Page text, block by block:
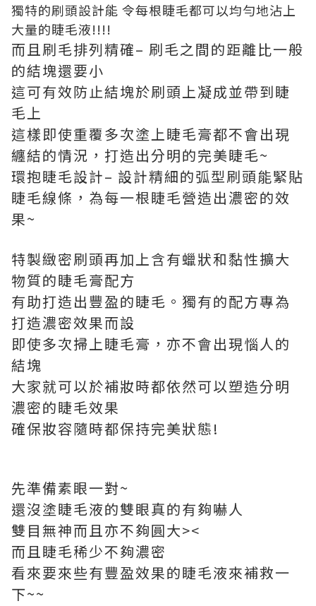
獨特的刷頭設計能 令每根睫毛都可以均勻地沾上
大量的睫毛液!!!!
而且刷毛排列精確– 刷毛之間的距離比一般
的結塊還要小
這可有效防止結塊於刷頭上凝成並帶到睫
毛上
這樣即使重覆多次塗上睫毛膏都不會出現
纏結的情況，打造出分明的完美睫毛~
環抱睫毛設計– 設計精細的弧型刷頭能緊貼
睫毛線條，為每一根睫毛營造出濃密的效
果~
特製緻密刷頭再加上含有蠟狀和黏性擴大
物質的睫毛膏配方
有助打造出豐盈的睫毛。獨有的配方專為
打造濃密效果而設
即使多次掃上睫毛膏，亦不會出現惱人的
結塊
大家就可以於補妝時都依然可以塑造分明
濃密的睫毛效果
確保妝容隨時都保持完美狀態!
先準備素眼一對~
還沒塗睫毛液的雙眼真的有夠嚇人
雙目無神而且亦不夠圓大><
而且睫毛稀少不夠濃密
看來要來些有豐盈效果的睫毛液來補救一
下~~